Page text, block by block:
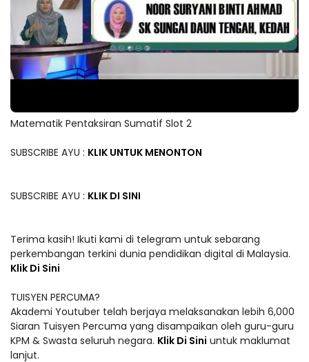
Matematik Pentaksiran Sumatif Slot 2
SUBSCRIBE AYU : KLIK UNTUK MENONTON
SUBSCRIBE AYU : KLIK DI SINI
Terima kasih! Ikuti kami di telegram untuk sebarang
perkembangan terkini dunia pendidikan digital di Malaysia.
Klik Di Sini
TUISYEN PERCUMA?
Akademi Youtuber telah berjaya melaksanakan lebih 6,000
Siaran Tuisyen Percuma yang disampaikan oleh guru-guru
KPM & Swasta seluruh negara. Klik Di Sini untuk maklumat
lanjut.